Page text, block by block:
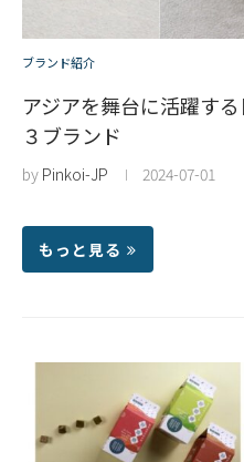
ブランド紹介
アジアを舞台に活躍す
３ブランド
by Pinkoi-JP 2024-07-01
もっと見る